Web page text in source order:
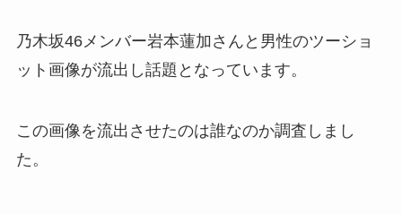
乃木坂46メンバー岩本蓮加さんと男性のツーショ
ット画像が流出し話題となっています。
この画像を流出させたのは誰なのか調査しまし
た。